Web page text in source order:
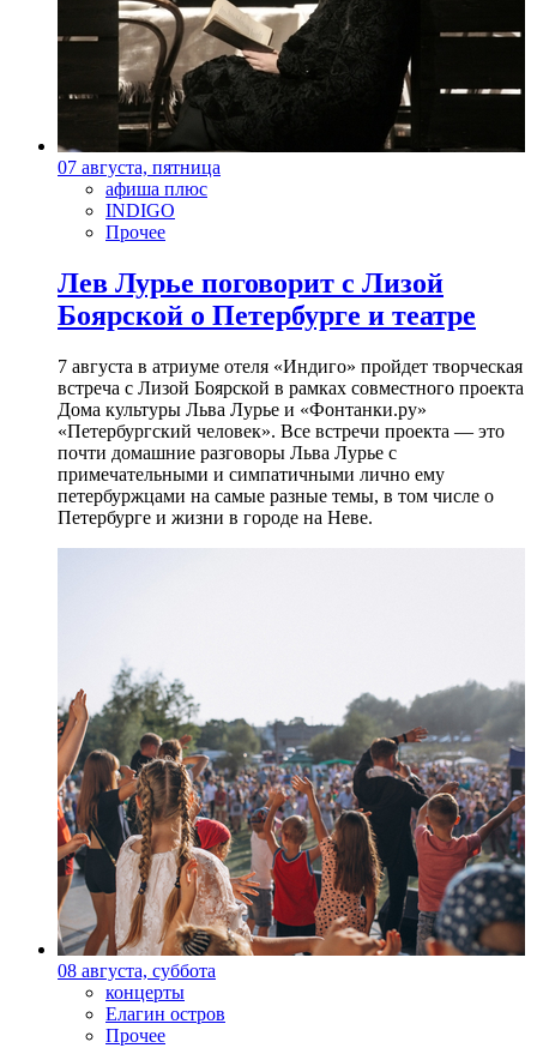
07 августа, пятница
афиша плюс
INDIGO
Прочее
Лев Лурье поговорит с Лизой
Боярской о Петербурге и театре
7 августа в атриуме отеля «Индиго» пройдет творческая
встреча с Лизой Боярской в рамках совместного проекта
Дома культуры Льва Лурье и «Фонтанки.ру»
«Петербургский человек». Все встречи проекта — это
почти домашние разговоры Льва Лурье с
примечательными и симпатичными лично ему
петербуржцами на самые разные темы, в том числе о
Петербурге и жизни в городе на Неве.
08 августа, суббота
концерты
Елагин остров
Прочее